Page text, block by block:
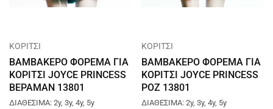
ΚΟΡΙΤΣΙ
ΒΑΜΒΑΚΕΡΟ ΦΟΡΕΜΑ ΓΙΑ
ΚΟΡΙΤΣΙ JOYCE PRINCESS
ΒΕΡΑΜΑΝ 13801
ΔΙΑΘΕΣΙΜΑ: 2y, 3y, 4y, 5y
ΚΟΡΙΤΣΙ
ΒΑΜΒΑΚΕΡΟ ΦΟΡΕΜΑ ΓΙΑ
ΚΟΡΙΤΣΙ JOYCE PRINCESS
ΡΟΖ 13801
ΔΙΑΘΕΣΙΜΑ: 2y, 3y, 4y, 5y